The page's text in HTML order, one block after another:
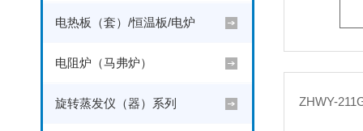
电热板（套）/恒温板/电炉
电阻炉（马弗炉）
旋转蒸发仪（器）系列 ZHWY-